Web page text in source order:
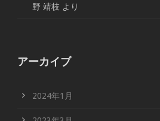
野 靖枝 より
アーカイブ
2024年1月